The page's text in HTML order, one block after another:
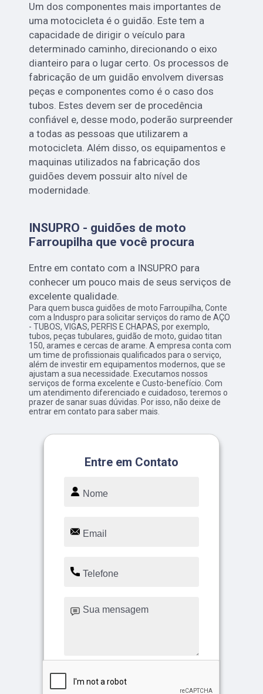
Um dos componentes mais importantes de
uma motocicleta é o guidão. Este tem a
capacidade de dirigir o veículo para
determinado caminho, direcionando o eixo
dianteiro para o lugar certo. Os processos de
fabricação de um guidão envolvem diversas
peças e componentes como é o caso dos
tubos. Estes devem ser de procedência
confiável e, desse modo, poderão surpreender
a todas as pessoas que utilizarem a
motocicleta. Além disso, os equipamentos e
maquinas utilizados na fabricação dos
guidões devem possuir alto nível de
modernidade.
INSUPRO - guidões de moto
Farroupilha que você procura
Entre em contato com a INSUPRO para
conhecer um pouco mais de seus serviços de
excelente qualidade.
Para quem busca guidões de moto Farroupilha, Conte
com a Induspro para solicitar serviços do ramo de AÇO
- TUBOS, VIGAS, PERFIS E CHAPAS, por exemplo,
tubos, peças tubulares, guidão de moto, guidao titan
150, arames e cercas de arame. A empresa conta com
um time de profissionais qualificados para o serviço,
além de investir em equipamentos modernos, que se
ajustam a sua necessidade. Executamos nossos
serviços de forma excelente e Custo-benefício. Com
um atendimento diferenciado e cuidadoso, teremos o
prazer de sanar suas dúvidas. Por isso, não deixe de
entrar em contato para saber mais.
Entre em Contato